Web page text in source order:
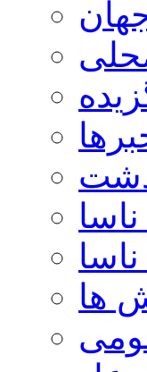
جهان
ها